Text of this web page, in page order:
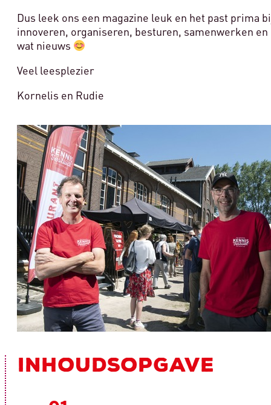
Dus leek ons een magazine leuk en het past prima
innoveren, organiseren, besturen, samenwerken
wat nieuws
Veel leesplezier
Kornelis en Rudie
INHOUDSOPGAVE